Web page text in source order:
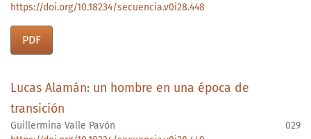
https://doi.org/10.18234/secuencia.v0i28.448
PDF
Lucas Alamán: un hombre en una época de
transición
Guillermina Valle Pavón
029